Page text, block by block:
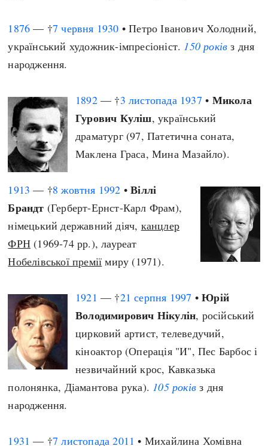
1876 — †7 червня 1930 • Петро Іванович Холодний,
український художник-імпресіоніст. 150 років з дня
народження.
1892— †3 листопада 1937 • Микола
Гурович Куліш, український
драматург (97, Патетична соната,
Маклена Граса, Мина Мазайло).
1913 — †8 жовтня 1992 •Віллі
Брандт (Герберт-Ернст-Карл Фрам),
німецький державний діяч, канцлер
ФРН (1969-74 рр.), лауреат
Нобелівської премії миру (1971).
1921 — †21 серпня 1997 •Юрій
Володимирович Нікулін, російський
цирковий артист, телеведучий,
кіноактор (Операція "И", Пес Барбос і
незвичайний крос, Кавказька
полонянка, Діамантова рука). 105 років з дня
народження.
1931 — †7 листопада 2011 • Михайлина Хомівна